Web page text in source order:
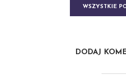
WSZYSTKIE
DODAJ